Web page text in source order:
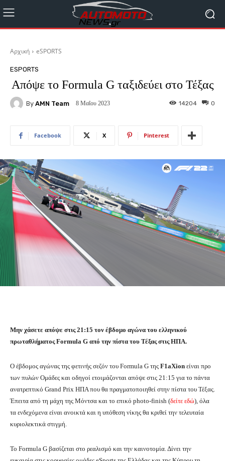
Αρχική eSPORTS
ESPORTS
Απόψε το Formula G ταξιδεύει στο Τέξας
By AMN Team 8 Μαΐου 2023 0
14204
Facebook X Pinterest
Μην χάσετε απόψε στις 21:15 τον έβδομο αγώνα του ελληνικού
πρωταθλήματος Formula G από την πίστα του Τέξας στις ΗΠΑ.
Ο έβδομος αγώνας της φετινής σεζόν του Formula G της F1aXion είναι προ
των πυλών Ομάδες και οδηγοί ετοιμάζονται απόψε στις 21:15 για το πάντα
ανατρεπτικό Grand Prix ΗΠΑ που θα πραγματοποιηθεί στην πίστα του Τέξας.
Έπειτα από τη μάχη της Μόντσα και το επικό photo-finish (δείτε εδώ), όλα
τα ενδεχόμενα είναι ανοικτά και η υπόθεση νίκης θα κριθεί την τελευταία
κυριολεκτικά στιγμή.
Το Formula G βασίζεται στο ρεαλισμό και την καινοτομία. Δίνει την